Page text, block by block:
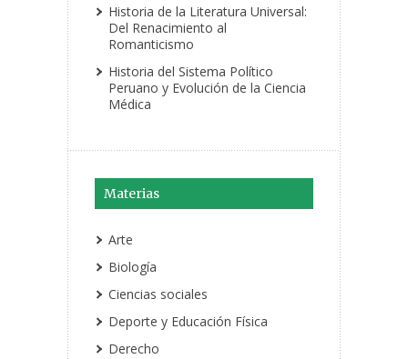
Historia de la Literatura Universal:
Del Renacimiento al
Romanticismo
Historia del Sistema Político
Peruano y Evolución de la Ciencia
Médica
Materias
Arte
Biología
Ciencias sociales
Deporte y Educación Física
Derecho